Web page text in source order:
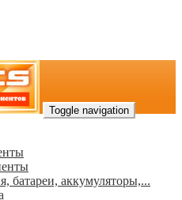
Toggle navigation
батареи, аккумуляторы,...